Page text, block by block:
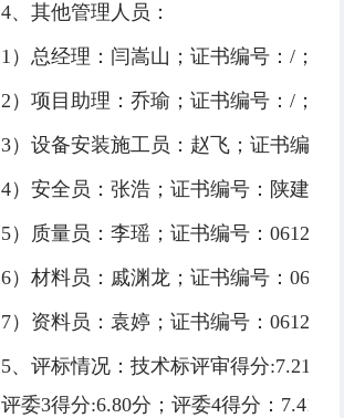
4、其他管理人员：
1）总经理：闫嵩山；证书编号：/；
2）项目助理：乔瑜；证书编号：/；
3）设备安装施工员：赵飞；证书编号
4）安全员：张浩；证书编号：陕建安
5）质量员：李瑶；证书编号：
6）材料员：戚渊龙；证书编号：
7）资料员：袁婷；证书编号：
5、评标情况：技术标评审得分:7.21分
评委3得分:6.80分；评委4得分：7.41